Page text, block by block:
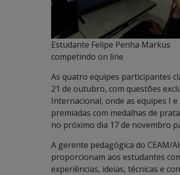
Estudante Felipe Penha Markus
competindo on line
As quatro equipes participantes
21 de outubro, com questões
Internacional, onde as equipes I
premiadas com medalhas de
no próximo dia 17 de novembro
A gerente pedagógica do CEAM/
proporcionam aos estudantes
experiências, ideias, técnicas e